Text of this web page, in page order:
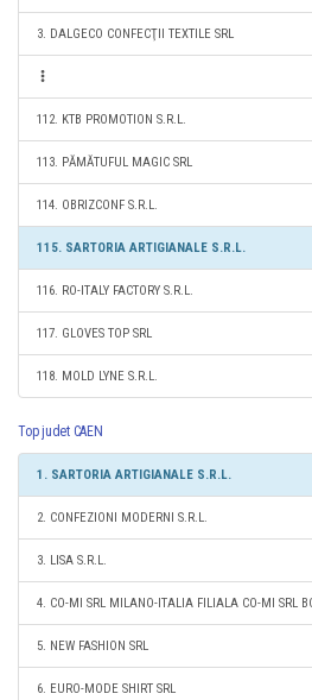
3. DALGECO CONFECŢII TEXTILE SRL
112. KTB PROMOTION S.R.L.
113. PĂMĂTUFUL MAGIC SRL
114. OBRIZCONF S.R.L.
115. SARTORIA ARTIGIANALE S.R.L.
116. RO-ITALY FACTORY S.R.L.
117. GLOVES TOP SRL
118. MOLD LYNE S.R.L.
Top judet CAEN
1. SARTORIA ARTIGIANALE S.R.L.
2. CONFEZIONI MODERNI S.R.L.
3. LISA S.R.L.
4. CO-MI SRL MILANO-ITALIA FILIALA CO-MI SRL
5. NEW FASHION SRL
6. EURO-MODE SHIRT SRL